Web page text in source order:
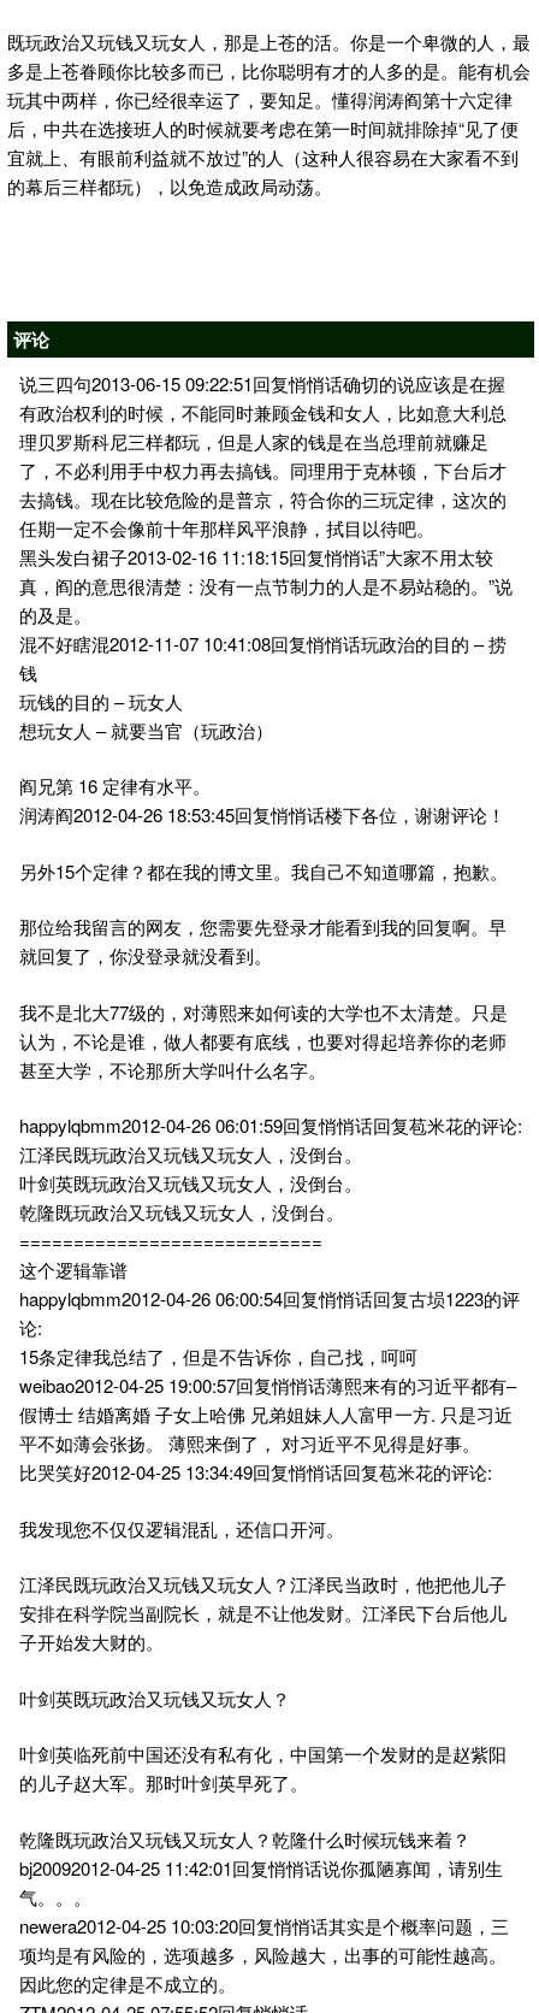
既玩政治又玩钱又玩女人，那是上苍的活。你是一个卑微的人，最
多是上苍眷顾你比较多而已，比你聪明有才的人多的是。能有机会
玩其中两样，你已经很幸运了，要知足。懂得润涛阎第十六定律
后，中共在选接班人的时候就要考虑在第一时间就排除掉“见了便
宜就上、有眼前利益就不放过”的人（这种人很容易在大家看不到
的幕后三样都玩），以免造成政局动荡。
评论
说三四句2013-06-15 09:22:51回复悄悄话确切的说应该是在握
有政治权利的时候，不能同时兼顾金钱和女人，比如意大利总
理贝罗斯科尼三样都玩，但是人家的钱是在当总理前就赚足
了，不必利用手中权力再去搞钱。同理用于克林顿，下台后才
去搞钱。现在比较危险的是普京，符合你的三玩定律，这次的
任期一定不会像前十年那样风平浪静，拭目以待吧。
黑头发白裙子2013-02-16 11:18:15回复悄悄话”大家不用太较
真，阎的意思很清楚：没有一点节制力的人是不易站稳的。”说
的及是。
混不好瞎混2012-11-07 10:41:08回复悄悄话玩政治的目的 – 捞
钱
玩钱的目的 – 玩女人
想玩女人 – 就要当官（玩政治）
阎兄第 16 定律有水平。
润涛阎2012-04-26 18:53:45回复悄悄话楼下各位，谢谢评论！
另外15个定律？都在我的博文里。我自己不知道哪篇，抱歉。
那位给我留言的网友，您需要先登录才能看到我的回复啊。早
就回复了，你没登录就没看到。
我不是北大77级的，对薄熙来如何读的大学也不太清楚。只是
认为，不论是谁，做人都要有底线，也要对得起培养你的老师
甚至大学，不论那所大学叫什么名字。
happylqbmm2012-04-26 06:01:59回复悄悄话回复苞米花的评论:
江泽民既玩政治又玩钱又玩女人，没倒台。
叶剑英既玩政治又玩钱又玩女人，没倒台。
乾隆既玩政治又玩钱又玩女人，没倒台。
============================
这个逻辑靠谱
happylqbmm2012-04-26 06:00:54回复悄悄话回复古埙1223的评
论:
15条定律我总结了，但是不告诉你，自己找，呵呵
weibao2012-04-25 19:00:57回复悄悄话薄熙来有的习近平都有–
假博士 结婚离婚 子女上哈佛 兄弟姐妹人人富甲一方. 只是习近
平不如薄会张扬。 薄熙来倒了， 对习近平不见得是好事。
比哭笑好2012-04-25 13:34:49回复悄悄话回复苞米花的评论:
我发现您不仅仅逻辑混乱，还信口开河。
江泽民既玩政治又玩钱又玩女人？江泽民当政时，他把他儿子
安排在科学院当副院长，就是不让他发财。江泽民下台后他儿
子开始发大财的。
叶剑英既玩政治又玩钱又玩女人？
叶剑英临死前中国还没有私有化，中国第一个发财的是赵紫阳
的儿子赵大军。那时叶剑英早死了。
乾隆既玩政治又玩钱又玩女人？乾隆什么时候玩钱来着？
bj20092012-04-25 11:42:01回复悄悄话说你孤陋寡闻，请别生
气。。。
newera2012-04-25 10:03:20回复悄悄话其实是个概率问题，三
项均是有风险的，选项越多，风险越大，出事的可能性越高。
因此您的定律是不成立的。